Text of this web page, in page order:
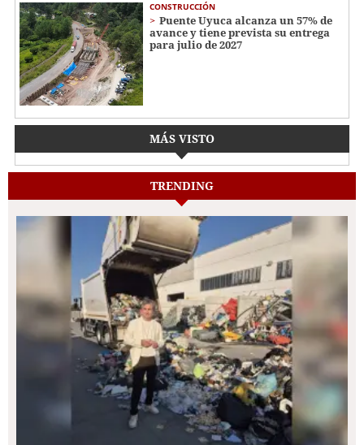
CONSTRUCCIÓN
Puente Uyuca alcanza un 57% de
avance y tiene prevista su entrega
para julio de 2027
MÁS VISTO
TRENDING